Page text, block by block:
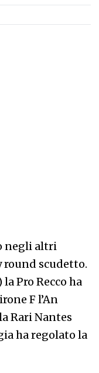
negli altri
scudetto.
Pro Recco ha
F l’An
Rari Nantes
ha regolato la